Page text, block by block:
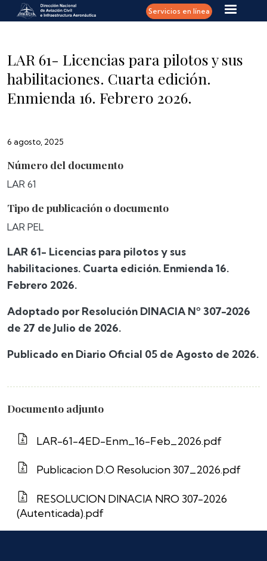
Pasar al contenido principal Servicios en línea
LAR 61- Licencias para pilotos y sus
habilitaciones. Cuarta edición.
Enmienda 16. Febrero 2026.
6 agosto, 2025
Número del documento
LAR 61
Tipo de publicación o documento
LAR PEL
LAR 61- Licencias para pilotos y sus
habilitaciones. Cuarta edición. Enmienda 16.
Febrero 2026.
Adoptado por Resolución DINACIA Nº 307-2026
de 27 de Julio de 2026.
Publicado en Diario Oficial 05 de Agosto de 2026.
Documento adjunto
LAR-61-4ED-Enm_16-Feb_2026.pdf
Publicacion D.O Resolucion 307_2026.pdf
RESOLUCION DINACIA NRO 307-2026
(Autenticada).pdf